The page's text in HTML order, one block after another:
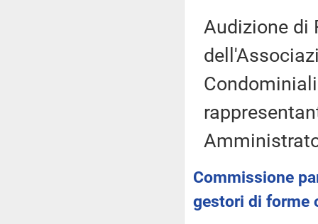
Audizione di
Commissione
gestori di forme